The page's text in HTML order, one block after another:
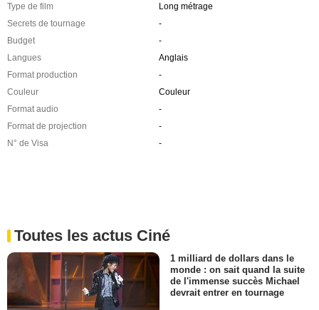
Type de film
Long métrage
Secrets de tournage
-
Budget
-
Langues
Anglais
Format production
-
Couleur
Couleur
Format audio
-
Format de projection
-
N° de Visa
-
Toutes les actus Ciné
1 milliard de dollars dans le
monde : on sait quand la suite
de l'immense succès Michael
devrait entrer en tournage